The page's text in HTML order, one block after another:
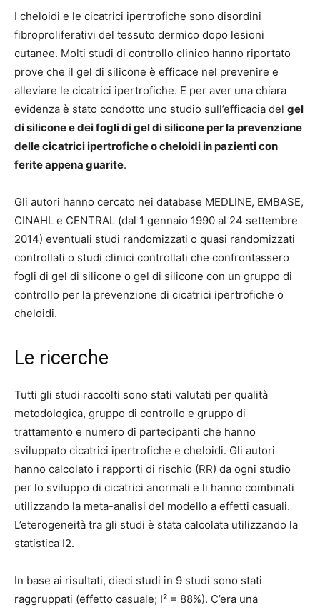
I cheloidi e le cicatrici ipertrofiche sono disordini
fibroproliferativi del tessuto dermico dopo lesioni
cutanee. Molti studi di controllo clinico hanno riportato
prove che il gel di silicone è efficace nel prevenire e
alleviare le cicatrici ipertrofiche. E per aver una chiara
evidenza è stato condotto uno studio sull’efficacia del gel
di silicone e dei fogli di gel di silicone per la prevenzione
delle cicatrici ipertrofiche o cheloidi in pazienti con
ferite appena guarite.
Gli autori hanno cercato nei database MEDLINE, EMBASE,
CINAHL e CENTRAL (dal 1 gennaio 1990 al 24 settembre
2014) eventuali studi randomizzati o quasi randomizzati
controllati o studi clinici controllati che confrontassero
fogli di gel di silicone o gel di silicone con un gruppo di
controllo per la prevenzione di cicatrici ipertrofiche o
cheloidi.
Le ricerche
Tutti gli studi raccolti sono stati valutati per qualità
metodologica, gruppo di controllo e gruppo di
trattamento e numero di partecipanti che hanno
sviluppato cicatrici ipertrofiche e cheloidi. Gli autori
hanno calcolato i rapporti di rischio (RR) da ogni studio
per lo sviluppo di cicatrici anormali e li hanno combinati
utilizzando la meta-analisi del modello a effetti casuali.
L’eterogeneità tra gli studi è stata calcolata utilizzando la
statistica I2.
In base ai risultati, dieci studi in 9 studi sono stati
raggruppati (effetto casuale; I² = 88%). C’era una